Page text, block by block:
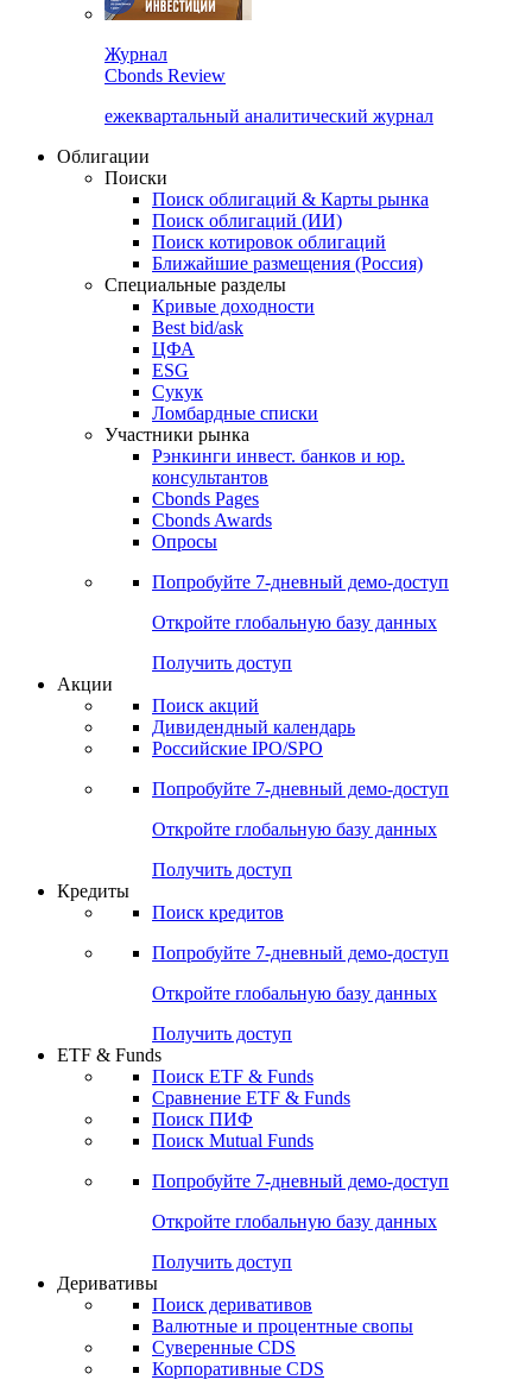
Журнал
Cbonds Review
ежеквартальный аналитический журнал
Облигации
Поиски
Поиск облигаций & Карты рынка
Поиск облигаций (ИИ)
Поиск котировок облигаций
Ближайшие размещения (Россия)
Специальные разделы
Кривые доходности
Best bid/ask
ЦФА
ESG
Сукук
Ломбардные списки
Участники рынка
Рэнкинги инвест. банков и юр.
консультантов
Cbonds Pages
Cbonds Awards
Опросы
Попробуйте 7-дневный демо-доступ
Откройте глобальную базу данных
Получить доступ
Акции
Поиск акций
Дивидендный календарь
Российские IPO/SPO
Попробуйте 7-дневный демо-доступ
Откройте глобальную базу данных
Получить доступ
Кредиты
Поиск кредитов
Попробуйте 7-дневный демо-доступ
Откройте глобальную базу данных
Получить доступ
ETF & Funds
Поиск ETF & Funds
Сравнение ETF & Funds
Поиск ПИФ
Поиск Mutual Funds
Попробуйте 7-дневный демо-доступ
Откройте глобальную базу данных
Получить доступ
Деривативы
Поиск деривативов
Валютные и процентные свопы
Суверенные CDS
Корпоративные CDS